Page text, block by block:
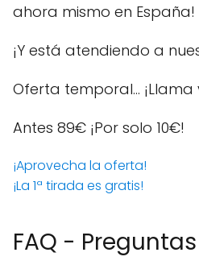
ahora mismo en España!
¡Y está atendiendo a
Oferta temporal… ¡Llama
Antes 89€ ¡Por solo 10€!
¡Aprovecha la oferta!
¡La 1ª tirada es gratis!
FAQ -